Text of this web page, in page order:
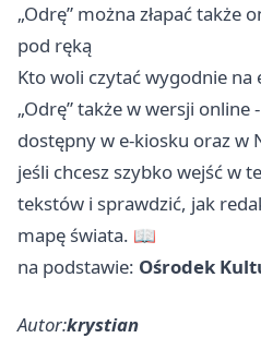
„Odrę” można złapać także
pod ręką
Kto woli czytać wygodnie
„Odrę” także w wersji online
dostępny w e-kiosku oraz w
jeśli chcesz szybko wejść w
tekstów i sprawdzić, jak
mapę świata. 📖
na podstawie: Ośrodek
Autor:krystian